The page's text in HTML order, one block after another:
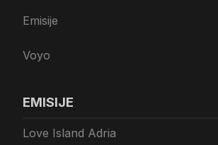
Emisije
Voyo
EMISIJE
Love Island Adria